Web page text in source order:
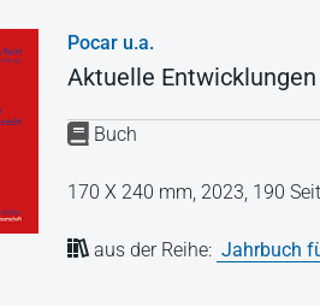
Pocar u.a.
Aktuelle
Buch
170 X 240 mm, 2023, 190
aus der Reihe: Jahrbuch